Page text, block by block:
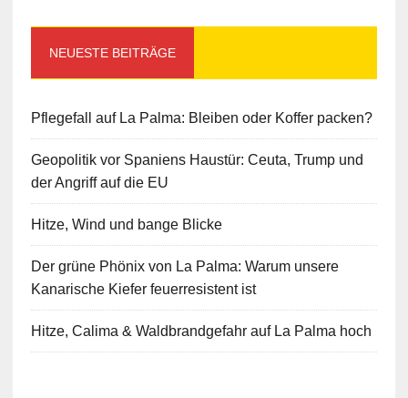
NEUESTE BEITRÄGE
Pflegefall auf La Palma: Bleiben oder Koffer packen?
Geopolitik vor Spaniens Haustür: Ceuta, Trump und
der Angriff auf die EU
Hitze, Wind und bange Blicke
Der grüne Phönix von La Palma: Warum unsere
Kanarische Kiefer feuerresistent ist
Hitze, Calima & Waldbrandgefahr auf La Palma hoch